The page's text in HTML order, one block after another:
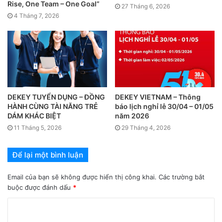
Rise, One Team – One Goal”
4 Tháng 7, 2026
27 Tháng 6, 2026
DEKEY TUYỂN DỤNG – ĐỒNG
HÀNH CÙNG TÀI NĂNG TRẺ
DÁM KHÁC BIỆT
11 Tháng 5, 2026
DEKEY VIETNAM – Thông
báo lịch nghỉ lễ 30/04 – 01/05
năm 2026
29 Tháng 4, 2026
Để lại một bình luận
Email của bạn sẽ không được hiển thị công khai. Các trường bắt
buộc được đánh dấu *